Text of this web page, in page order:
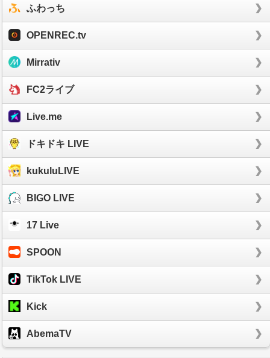
ふわっち
OPENREC.tv
Mirrativ
FC2ライブ
Live.me
ドキドキ LIVE
kukuluLIVE
BIGO LIVE
17 Live
SPOON
TikTok LIVE
Kick
AbemaTV